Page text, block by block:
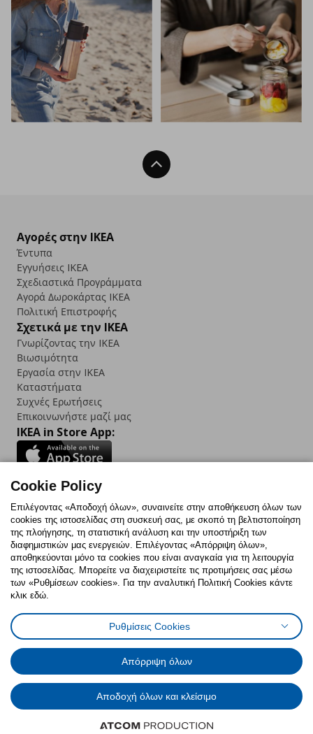
Back To Top
Αγορές στην IKEA
Έντυπα
Εγγυήσεις IKEA
Σχεδιαστικά Προγράμματα
Αγορά Δωρoκάρτας IKEA
Πολιτική Επιστροφής
Σχετικά με την IKEA
Γνωρίζοντας την IKEA
Βιωσιμότητα
Εργασία στην IKEA
Καταστήματα
Συχνές Ερωτήσεις
Επικοινωνήστε μαζί μας
IKEA in Store App:
Follow us:
FacebookInstagram
TikTokYoutubePinterestTwitter
Πολιτική CookiesΔήλωση ψηφιακής προσβασιμότητας
Ρυθμίσεις cookiesΌροι Χρήσης
Γενική Πολιτική Προσωπικών Δεδομένων
Πολιτική Προσωπικών Δεδομένων για ΙΚΕΑ.gr
Κώδικας Καταναλωτικής Δεοντολογίας
© Inter-IKEA Systems B.V. 1999 - 2025
Cookie Policy
Επιλέγοντας «Αποδοχή όλων», συναινείτε στην αποθήκευση όλων των
cookies της ιστοσελίδας στη συσκευή σας, με σκοπό τη βελτιστοποίηση
της πλοήγησης, τη στατιστική ανάλυση και την υποστήριξη των
διαφημιστικών μας ενεργειών. Επιλέγοντας «Απόρριψη όλων»,
αποθηκεύονται μόνο τα cookies που είναι αναγκαία για τη λειτουργία
της ιστοσελίδας. Μπορείτε να διαχειριστείτε τις προτιμήσεις σας μέσω
των «Ρυθμίσεων cookies». Για την αναλυτική Πολιτική Cookies κάντε
κλικ εδώ.
Ρυθμίσεις Cookies
Απόρριψη όλων
Αποδοχή όλων και κλείσιμο